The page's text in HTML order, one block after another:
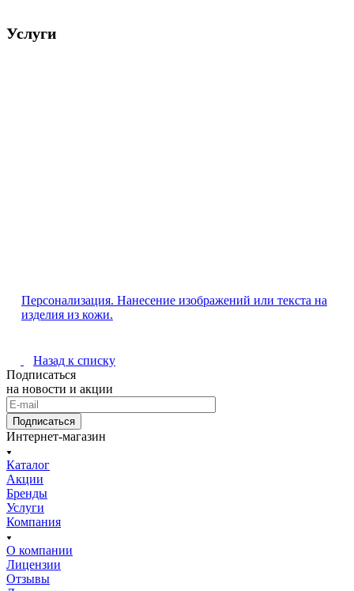
Услуги
Персонализация. Нанесение изображений или текста на
изделия из кожи.
Назад к списку
Подписаться
на новости и акции
Подписаться
Интернет-магазин
Каталог
Акции
Бренды
Услуги
Компания
О компании
Лицензии
Отзывы